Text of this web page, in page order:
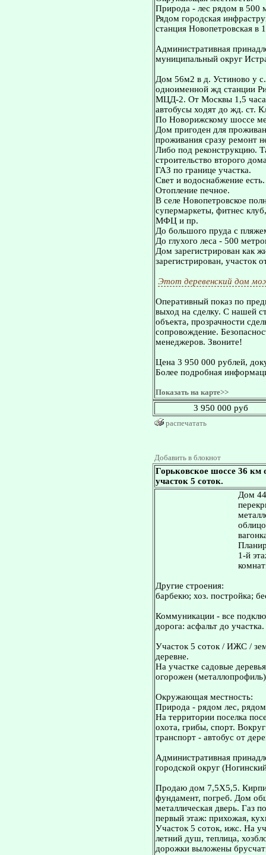
Природа - лес рядом в 500
Рядом городская
станция Новопетровская в
Административная
муниципальный округ
Дом 56м2 в д. Устиново у
одноименной жд станции
МЦД-2. От Москвы 1,5 часа
автобусы ходят до жд. ст.
По Новорижскому шоссе
Дом пригоден для
проживания сразу ремонт
Либо под реконструкцию.
строительство второго
ГАЗ по границе участка.
Свет и водоснабжение есть.
Отопление печное.
В селе Новопетровское
супермаркеты, фитнес
МФЦ и пр.
До большого пруда с
До глухого леса - 500
Дом зарегистрирован как
зарегистрирован, участок
Этот деревенский дом
Оперативный показ по
выход на сделку. С нашей
объекта, прозрачности
сопровождение.
менеджеров. Звоните!
Цена 3 950 000 рублей,
Более подробная
Показать на карте>>
3 950 000 руб
распечатать
Добавить в блокнот
Горьковское шоссе 36
участок 5 соток.
Дом
1-й
Другие строения:
барбекю; хоз. постройка;
Коммуникации - все
дорога: асфальт до
Участок 5 соток / ИЖС /
деревне.
На участке садовые
огорожен
Окружающая местность:
Природа - рядом лес,
На территории поселка
охота, грибы, спорт.
транспорт - автобус от
Административная
городской округ
Продаю дом 7,5X5,5.
фундамент, погреб. Дом
металлическая дверь. Газ
первый этаж: прихожая,
Участок 5 соток, ижс. На
летний душ, теплица,
дорожки выложены